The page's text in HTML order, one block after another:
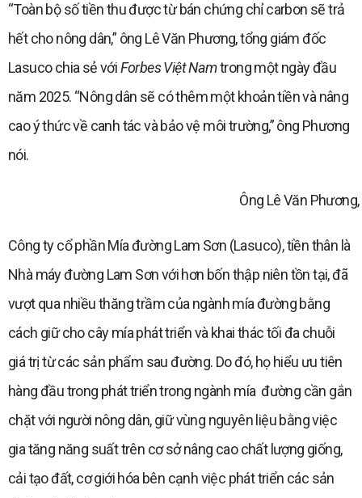
“Toàn bộ số tiền thu được từ bán chứng chỉ carbon sẽ trả
hết cho nông dân,” ông Lê Văn Phương, tổng giám đốc
Lasuco chia sẻ vớiForbes Việt Namtrong một ngày đầu
năm 2025. “Nông dân sẽ có thêm một khoản tiền và nâng
cao ý thức về canh tác và bảo vệ môi trường,” ông Phương
nói.
Ông Lê Văn
Công ty cổ phần Mía đường Lam Sơn (Lasuco), tiền thân là
Nhà máy đường Lam Sơn với hơn bốn thập niên tồn tại, đã
vượt qua nhiều thăng trầm của ngành mía đường bằng
cách giữ cho cây mía phát triển và khai thác tối đa chuỗi
giá trị từ các sản phẩm sau đường. Do đó, họ hiểu ưu tiên
hàng đầu trong phát triển trong ngành mía đường cần gắn
chặt với người nông dân, giữ vùng nguyên liệu bằng việc
gia tăng năng suất trên cơ sở nâng cao chất lượng giống,
cải tạo đất, cơ giới hóa bên cạnh việc phát triển các sản